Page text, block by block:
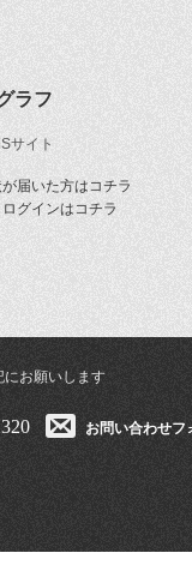
ラフ
サイト
届いた方はコチラ
グインはコチラ
にお願いします
お問い合わせフ